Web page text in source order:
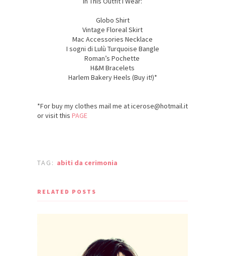
Globo Shirt
Vintage Floreal Skirt
Mac Accessories Necklace
I sogni di Lulù Turquoise Bangle
Roman’s Pochette
H&M Bracelets
Harlem Bakery Heels (Buy it!)*
*For buy my clothes mail me at icerose@hotmail.it
or visit this PAGE
TAG: abiti da cerimonia
RELATED POSTS